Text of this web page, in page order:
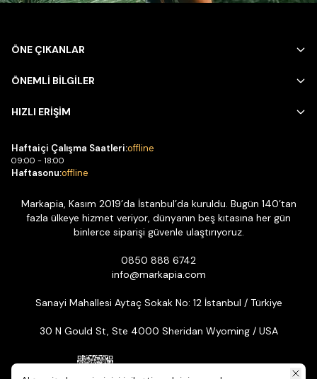
ÖNE ÇIKANLAR
ÖNEMLİ BİLGİLER
HIZLI ERİŞİM
Haftaiçi Çalışma Saatleri:offline
09:00 - 18:00
Haftasonu:offline
Markapia, Kasım 2019’da İstanbul’da kuruldu. Bugün 140’tan
fazla ülkeye hizmet veriyor, dünyanın beş kıtasına her gün
binlerce siparişi güvenle ulaştırıyoruz.
0850 888 6742
info@markapia.com
Sanayi Mahallesi Aytaç Sokak No: 12 İstanbul / Türkiye
30 N Gould St, Ste 4000 Sheridan Wyoming / USA